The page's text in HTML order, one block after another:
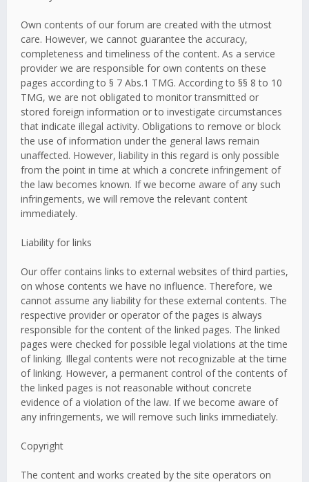
Own contents of our forum are created with the utmost
care. However, we cannot guarantee the accuracy,
completeness and timeliness of the content. As a service
provider we are responsible for own contents on these
pages according to § 7 Abs.1 TMG. According to §§ 8 to 10
TMG, we are not obligated to monitor transmitted or
stored foreign information or to investigate circumstances
that indicate illegal activity. Obligations to remove or block
the use of information under the general laws remain
unaffected. However, liability in this regard is only possible
from the point in time at which a concrete infringement of
the law becomes known. If we become aware of any such
infringements, we will remove the relevant content
immediately.
Liability for links
Our offer contains links to external websites of third parties,
on whose contents we have no influence. Therefore, we
cannot assume any liability for these external contents. The
respective provider or operator of the pages is always
responsible for the content of the linked pages. The linked
pages were checked for possible legal violations at the time
of linking. Illegal contents were not recognizable at the time
of linking. However, a permanent control of the contents of
the linked pages is not reasonable without concrete
evidence of a violation of the law. If we become aware of
any infringements, we will remove such links immediately.
Copyright
The content and works created by the site operators on